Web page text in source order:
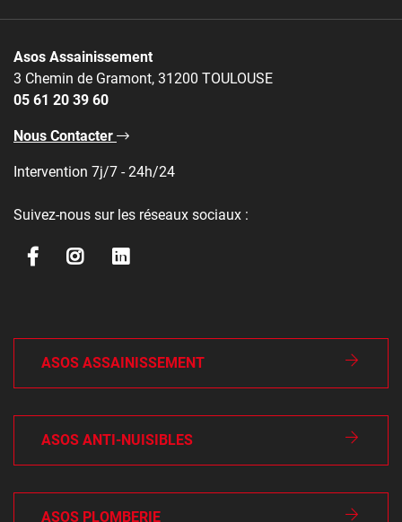
Asos Assainissement
3 Chemin de Gramont, 31200 TOULOUSE
05 61 20 39 60
Nous Contacter
Intervention 7j/7 - 24h/24
Suivez-nous sur les réseaux sociaux :
ASOS ASSAINISSEMENT
ASOS ANTI-NUISIBLES
ASOS PLOMBERIE